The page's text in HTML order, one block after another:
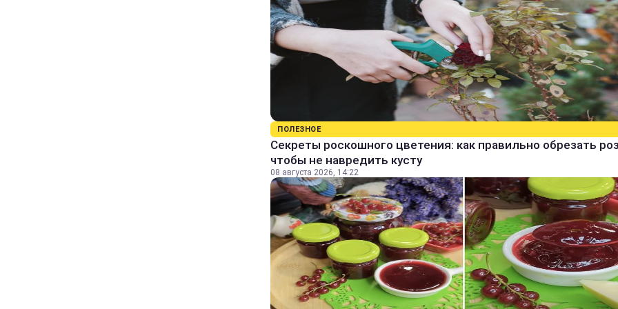
ПОЛЕЗНОЕ
Секреты роскошного цветения: как правильно обрезать
чтобы не навредить кусту
08 августа 2026, 14:22